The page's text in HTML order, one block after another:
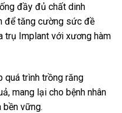
đầy đủ chất dinh
để tăng cường sức đề
trụ Implant với xương hàm
quá trình trồng răng
mang lại cho bệnh nhân
bền vững.